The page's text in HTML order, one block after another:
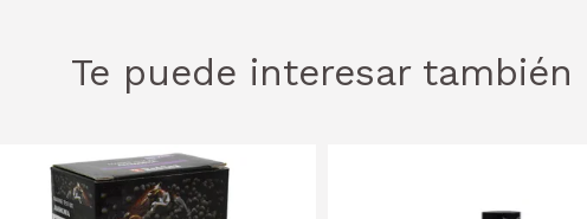
Te puede interesar también